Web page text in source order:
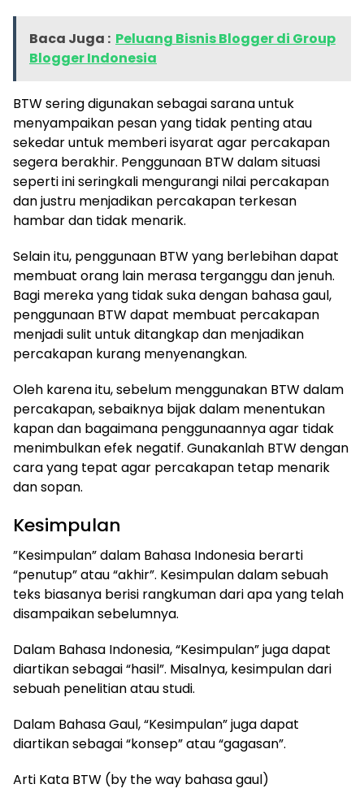
Baca Juga : Peluang Bisnis Blogger di Group
Blogger Indonesia
BTW sering digunakan sebagai sarana untuk
menyampaikan pesan yang tidak penting atau
sekedar untuk memberi isyarat agar percakapan
segera berakhir. Penggunaan BTW dalam situasi
seperti ini seringkali mengurangi nilai percakapan
dan justru menjadikan percakapan terkesan
hambar dan tidak menarik.
Selain itu, penggunaan BTW yang berlebihan dapat
membuat orang lain merasa terganggu dan jenuh.
Bagi mereka yang tidak suka dengan bahasa gaul,
penggunaan BTW dapat membuat percakapan
menjadi sulit untuk ditangkap dan menjadikan
percakapan kurang menyenangkan.
Oleh karena itu, sebelum menggunakan BTW dalam
percakapan, sebaiknya bijak dalam menentukan
kapan dan bagaimana penggunaannya agar tidak
menimbulkan efek negatif. Gunakanlah BTW dengan
cara yang tepat agar percakapan tetap menarik
dan sopan.
Kesimpulan
​”Kesimpulan” dalam Bahasa Indonesia berarti
“penutup” atau “akhir”. Kesimpulan dalam sebuah
teks biasanya berisi rangkuman dari apa yang telah
disampaikan sebelumnya.
Dalam Bahasa Indonesia, “Kesimpulan” juga dapat
diartikan sebagai “hasil”. Misalnya, kesimpulan dari
sebuah penelitian atau studi.
Dalam Bahasa Gaul, “Kesimpulan” juga dapat
diartikan sebagai “konsep” atau “gagasan”.
Arti Kata BTW (by the way bahasa gaul)